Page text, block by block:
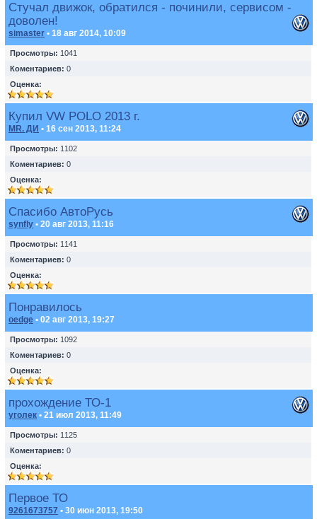
Стучал движок, обратился - починили, сервисом -
доволен!
simaster • 18 авг 2014, 10:09
Просмотры: 1041
Коментариев: 0
Оценка:
Купил VW POLO 2013 г.
MR. ДИ • 16 сен 2013, 11:24
Просмотры: 1102
Коментариев: 0
Оценка:
Спасибо АвтоРусь
synfly • 20 авг 2013, 11:16
Просмотры: 1141
Коментариев: 0
Оценка:
Понравилось
oedge • 02 авг 2013, 19:27
Просмотры: 1092
Коментариев: 0
Оценка:
прохождение ТО-1
уголек • 21 июл 2013, 11:49
Просмотры: 1125
Коментариев: 0
Оценка:
Первое ТО
9261673757 • 30 июн 2013, 19:50